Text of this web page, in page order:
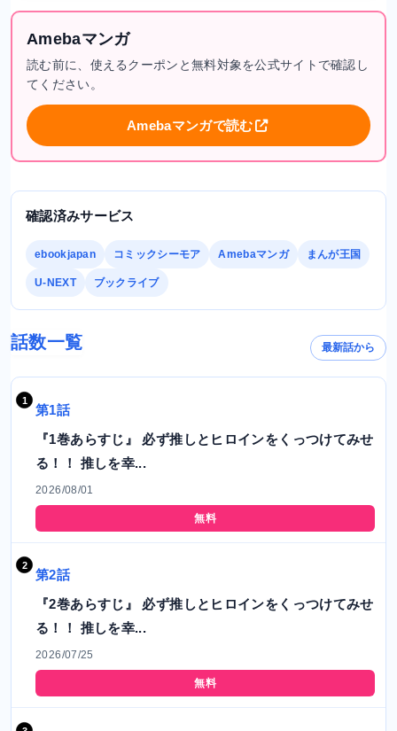
Amebaマンガ
読む前に、使えるクーポンと無料対象を公式サイトで確認し
てください。
Amebaマンガで読む
確認済みサービス
ebookjapan コミックシーモア Amebaマンガ まんが王国
U-NEXT ブックライブ
話数一覧 最新話から
第1話
『1巻あらすじ』 必ず推しとヒロインをくっつけてみせ
る！！ 推しを幸...
2026/08/01
無料
第2話
『2巻あらすじ』 必ず推しとヒロインをくっつけてみせ
る！！ 推しを幸...
2026/07/25
無料